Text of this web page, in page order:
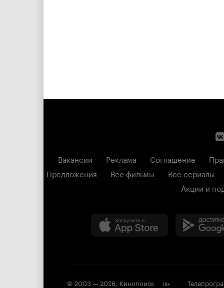
Вакансии Реклама Соглашение
Предложения
Все фильмы
Все сериалы
Акции и
© 2003 — 2026, Кинопоиск 18+